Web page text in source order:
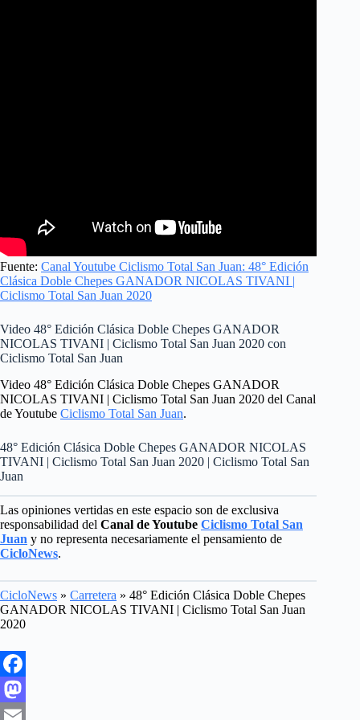
Fuente: Canal Youtube Ciclismo Total San Juan: 48° Edición
Clásica Doble Chepes GANADOR NICOLAS TIVANI |
Ciclismo Total San Juan 2020
Video 48° Edición Clásica Doble Chepes GANADOR
NICOLAS TIVANI | Ciclismo Total San Juan 2020 con
Ciclismo Total San Juan
Video 48° Edición Clásica Doble Chepes GANADOR
NICOLAS TIVANI | Ciclismo Total San Juan 2020 del Canal
de Youtube Ciclismo Total San Juan.
48° Edición Clásica Doble Chepes GANADOR NICOLAS
TIVANI | Ciclismo Total San Juan 2020 | Ciclismo Total San
Juan
Las opiniones vertidas en este espacio son de exclusiva
responsabilidad del Canal de Youtube Ciclismo Total San
Juan y no representa necesariamente el pensamiento de
CicloNews.
CicloNews » Carretera » 48° Edición Clásica Doble Chepes
GANADOR NICOLAS TIVANI | Ciclismo Total San Juan
2020
F
aM